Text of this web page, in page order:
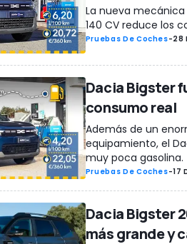
La nueva
140 CV reduce los
Pruebas De Coches-28
Dacia Bigster
consumo real
Además de un
equipamiento, el
muy poca gasolina.
Pruebas De Coches-17
Dacia Bigster
más grande y